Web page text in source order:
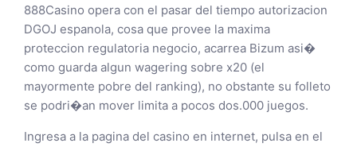
888Casino opera con el pasar del tiempo autorizacion
DGOJ espanola, cosa que provee la maxima
proteccion regulatoria negocio, acarrea Bizum asi�
como guarda algun wagering sobre x20 (el
mayormente pobre del ranking), no obstante su folleto
se podri�an mover limita a pocos dos.000 juegos.
Ingresa a la pagina del casino en internet, pulsa en el